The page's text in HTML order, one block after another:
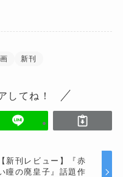
新刊
してね！
【新刊レビュー】『赤
瞳の廃皇子』話題作